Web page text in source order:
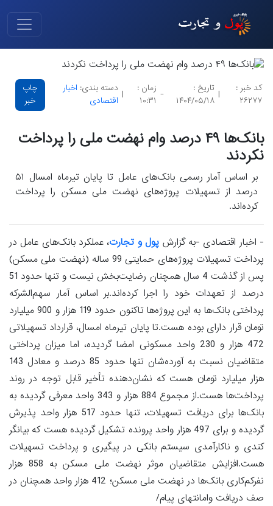
کد خبر :
۲۶۲۷۷
|
تاریخ :
۱۴۰۴/۰۵/۱۸
-
زمان :
۱۰:۳۱
|
دسته بندی: اخبار
اقتصادی
چاپ
خبر
بانک‌ها ۴۹ درصد وام نهضت ملی را پرداخت
نکردند
بر اساس آمار رسمی بانک‌های عامل تا پایان تیرماه امسال ۵۱
درصد از تسهیلات پروژه‌های نهضت ملی مسکن را پرداخت
کرده‌اند.
- اخبار اقتصادی -به گزارش پول و تجارت، عملکرد بانک‌های عامل در
پرداخت تسهیلات پروژه‌های حمایتی 99 ساله (نهضت ملی مسکن)
پس از گذشت 4 سال همچنان رضایت‌بخش نیست و تنها حدود 51
درصد از تعهدات خود را اجرا کرده‌اند.بر اساس آمار سهم‌الشرکه
پرداختی بانک‌ها به این پروژه‌ها تاکنون حدود 119 هزار و 900 میلیارد
تومان قرار دارای بوده هست.تا پایان تیرماه امسال، قرارداد تسهیلاتی
472 هزار و 230 واحد مسکونی امضا گردیده، اما میزان پرداختی
متقاضیان نسبت به آورده‌شان تنها حدود 85 درصد و معادل 143
هزار میلیارد تومان هست که نشان‌دهنده تأخیر قابل توجه در روند
پرداخت‌ها هست.از مجموع 884 هزار و 343 واحد معرفی گردیده به
بانک‌ها برای دریافت تسهیلات، تنها حدود 517 هزار واحد پذیرش
گردیده و برای 497 هزار واحد پرونده تشکیل گردیده هست که بیانگر
کندی و ناکارآمدی سیستم بانکی در پیگیری و پرداخت تسهیلات
هست.افزایش متقاضیان موثر نهضت ملی مسکن به 858 هزار
نفرکم‌کاری بانک‌ها در نهضت ملی مسکن؛ 412 هزار واحد همچنان در
صف دریافت وامانتهای پیام/